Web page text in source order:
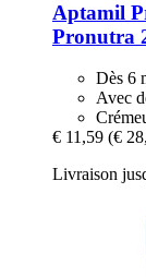
Aptamil
Pronutra
Dès 6
Avec
€ 11,59 (€
Livraison